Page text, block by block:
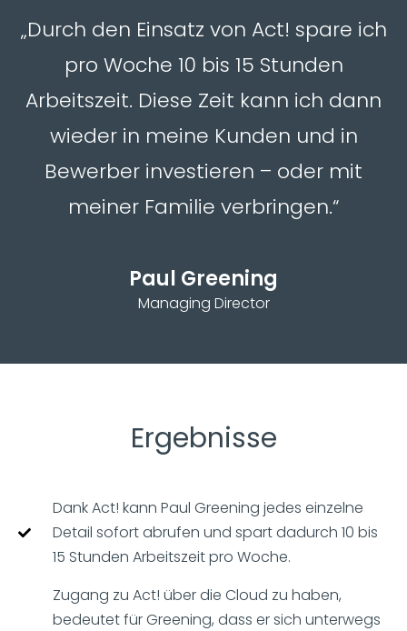
„Durch den Einsatz von Act! spare ich
pro Woche 10 bis 15 Stunden
Arbeitszeit. Diese Zeit kann ich dann
wieder in meine Kunden und in
Bewerber investieren – oder mit
meiner Familie verbringen.“
Paul Greening
Managing Director
Ergebnisse
Dank Act! kann Paul Greening jedes einzelne
Detail sofort abrufen und spart dadurch 10 bis
15 Stunden Arbeitszeit pro Woche.
Zugang zu Act! über die Cloud zu haben,
bedeutet für Greening, dass er sich unterwegs